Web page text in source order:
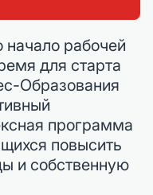
рабочей
для старта
Образования
программа
повысить
и собственную